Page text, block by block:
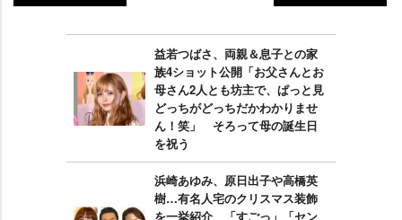
益若つばさ、両親＆息子との家
族4ショット公開「お父さんとお
母さん2人とも坊主で、ぱっと見
どっちがどっちだかわかりませ
ん！笑」 そろって母の誕生日
を祝う
浜崎あゆみ、原日出子や高橋英
樹…有名人宅のクリスマス装飾
を一挙紹介 「すごっ」「セン